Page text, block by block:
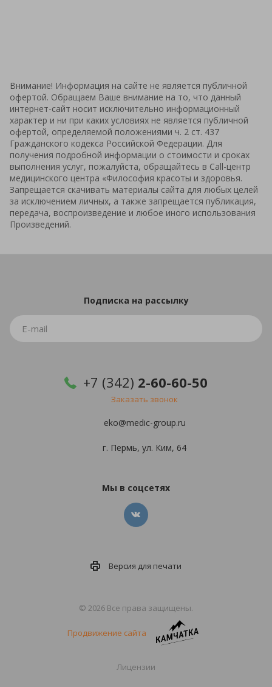
Внимание! Информация на сайте не является публичной
офертой. Обращаем Ваше внимание на то, что данный
интернет-сайт носит исключительно информационный
характер и ни при каких условиях не является публичной
офертой, определяемой положениями ч. 2 ст. 437
Гражданского кодекса Российской Федерации. Для
получения подробной информации о стоимости и сроках
выполнения услуг, пожалуйста, обращайтесь в Call-центр
медицинского центра «Философия красоты и здоровья.
Запрещается скачивать материалы сайта для любых целей
за исключением личных, а также запрещается публикация,
передача, воспроизведение и любое иного использования
Произведений.
Подписка на рассылку
+7 (342) 2-60-60-50
Заказать звонок
eko@medic-group.ru
г. Пермь, ул. Ким, 64
Мы в соцсетях
Версия для печати
© 2026 Все права защищены.
Продвижение сайта
Лицензии